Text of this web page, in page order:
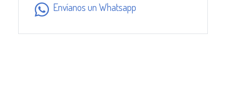
Envíanos un Whatsapp